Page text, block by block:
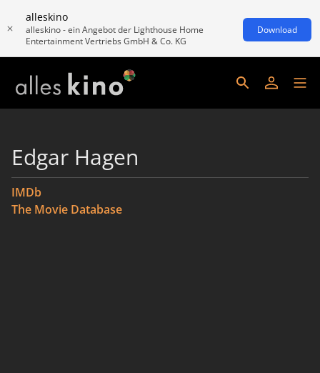
alleskino
alleskino - ein Angebot der Lighthouse Home
Entertainment Vertriebs GmbH & Co. KG
Download
Edgar Hagen
IMDb
The Movie Database